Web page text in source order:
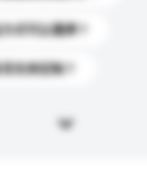
式可以選擇？
支持定制？